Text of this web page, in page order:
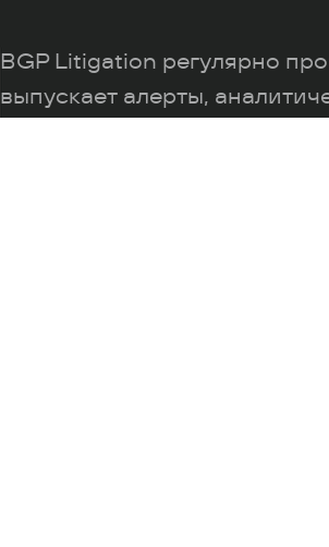
BGP Litigation регулярно
выпускает алерты,